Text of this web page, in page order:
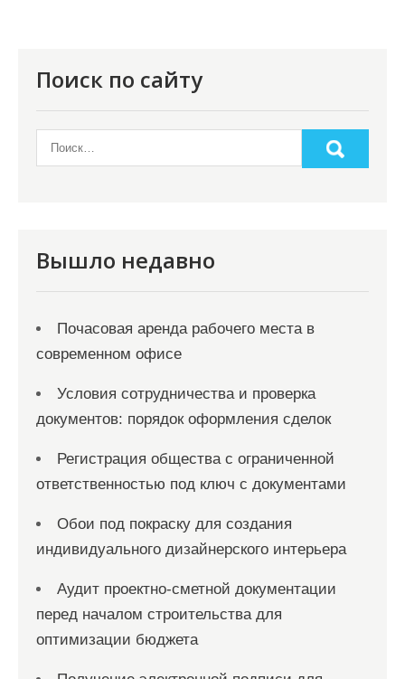
м
Поиск по сайту
Вышло недавно
Почасовая аренда рабочего места в
современном офисе
Условия сотрудничества и проверка
документов: порядок оформления сделок
Регистрация общества с ограниченной
ответственностью под ключ с документами
Обои под покраску для создания
индивидуального дизайнерского интерьера
Аудит проектно-сметной документации
перед началом строительства для
оптимизации бюджета